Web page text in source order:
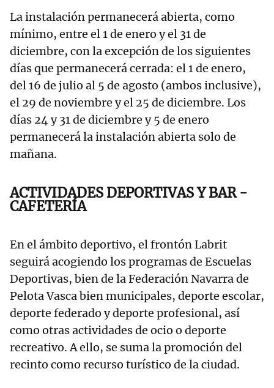
La instalación permanecerá abierta, como
mínimo, entre el 1 de enero y el 31 de
diciembre, con la excepción de los siguientes
días que permanecerá cerrada: el 1 de enero,
del 16 de julio al 5 de agosto (ambos inclusive),
el 29 de noviembre y el 25 de diciembre. Los
días 24 y 31 de diciembre y 5 de enero
permanecerá la instalación abierta solo de
mañana.
ACTIVIDADES DEPORTIVAS Y BAR -
CAFETERÍA
En el ámbito deportivo, el frontón Labrit
seguirá acogiendo los programas de Escuelas
Deportivas, bien de la Federación Navarra de
Pelota Vasca bien municipales, deporte escolar,
deporte federado y deporte profesional, así
como otras actividades de ocio o deporte
recreativo. A ello, se suma la promoción del
recinto como recurso turístico de la ciudad.